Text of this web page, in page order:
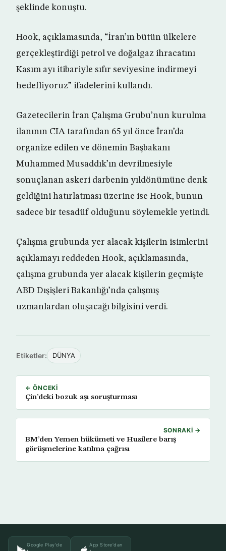
şeklinde konuştu.
Hook, açıklamasında, “İran’ın bütün ülkelere
gerçekleştirdiği petrol ve doğalgaz ihracatını
Kasım ayı itibariyle sıfır seviyesine indirmeyi
hedefliyoruz” ifadelerini kullandı.
Gazetecilerin İran Çalışma Grubu’nun kurulma
ilanının CIA tarafından 65 yıl önce İran’da
organize edilen ve dönemin Başbakanı
Muhammed Musaddık’ın devrilmesiyle
sonuçlanan askeri darbenin yıldönümüne denk
geldiğini hatırlatması üzerine ise Hook, bunun
sadece bir tesadüf olduğunu söylemekle yetindi.
Çalışma grubunda yer alacak kişilerin isimlerini
açıklamayı reddeden Hook, açıklamasında,
çalışma grubunda yer alacak kişilerin geçmişte
ABD Dışişleri Bakanlığı’nda çalışmış
uzmanlardan oluşacağı bilgisini verdi.
Etiketler: DÜNYA
← ÖNCEKI
Çin’deki bozuk aşı soruşturması
SONRAKI →
BM’den Yemen hükümeti ve Husilere barış
görüşmelerine katılma çağrısı
Google Play'de App Store'dan